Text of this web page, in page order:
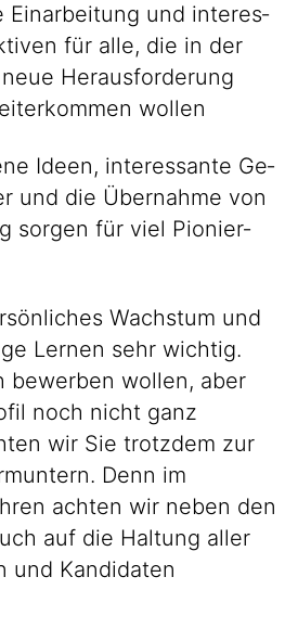
Einarbei­tung und interes­
für alle, die in der
Heraus­forderung
wollen
Ideen, inte­res­sante Ge­
und die Über­nahme von
sorgen für viel Pionier­
Wachstum und
Lernen sehr wichtig.
bewerben wollen, aber
noch nicht ganz
wir Sie trotzdem zur
Denn im
achten wir neben den
auf die Haltung aller
und Kandidaten